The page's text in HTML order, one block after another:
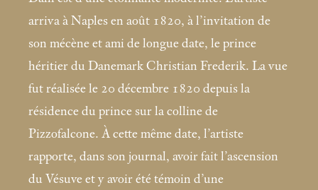
arriva à Naples en août 1820, à l’invitation de
son mécène et ami de longue date, le prince
héritier du Danemark Christian Frederik. La vue
fut réalisée le 20 décembre 1820 depuis la
résidence du prince sur la colline de
Pizzofalcone. À cette même date, l’artiste
rapporte, dans son journal, avoir fait l’ascension
du Vésuve et y avoir été témoin d’une